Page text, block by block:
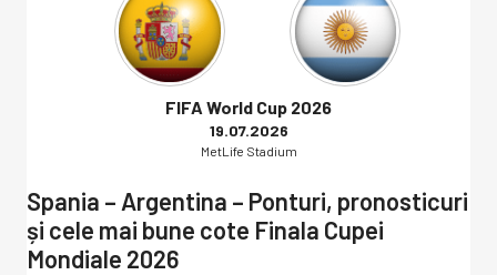
FIFA World Cup 2026
19.07.2026
MetLife Stadium
Spania – Argentina – Ponturi, pronosticuri
și cele mai bune cote Finala Cupei
Mondiale 2026